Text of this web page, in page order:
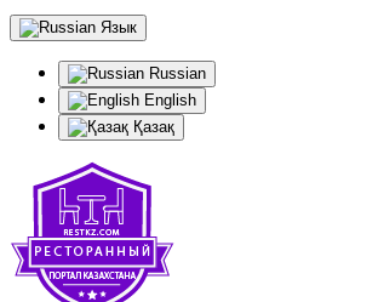
Язык
Russian
English
Қазақ